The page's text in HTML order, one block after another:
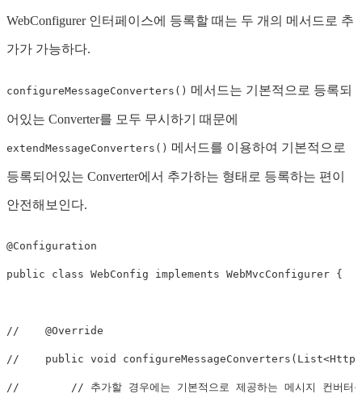
WebConfigurer 인터페이스에 등록할 때는 두 개의 메서드로 추
가가 가능하다.
configureMessageConverters() 메서드는 기본적으로 등록되
어있는 Converter를 모두 무시하기 때문에
extendMessageConverters() 메서드를 이용하여 기본적으로
등록되어있는 Converter에서 추가하는 형태로 등록하는 편이
안전해보인다.
@Configuration
public class WebConfig implements WebMvcConfigurer {
//    @Override
//    public void
//        // 추가할 경우에는 기본적으로 제공하는 메시지 컨버터